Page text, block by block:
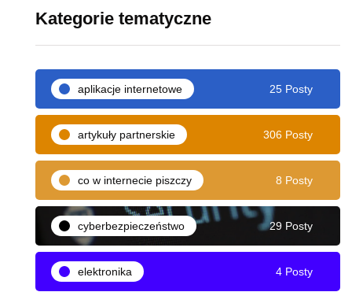
Kategorie tematyczne
aplikacje internetowe 25 Posty
artykuły partnerskie 306 Posty
co w internecie piszczy 8 Posty
cyberbezpieczeństwo 29 Posty
elektronika 4 Posty